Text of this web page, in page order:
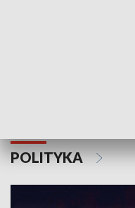
POLITYKA